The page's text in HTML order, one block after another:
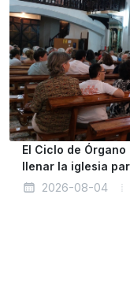
El Ciclo de
llenar la iglesia
2026-08-04